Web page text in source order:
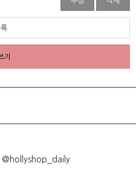
기
@hollyshop_daily